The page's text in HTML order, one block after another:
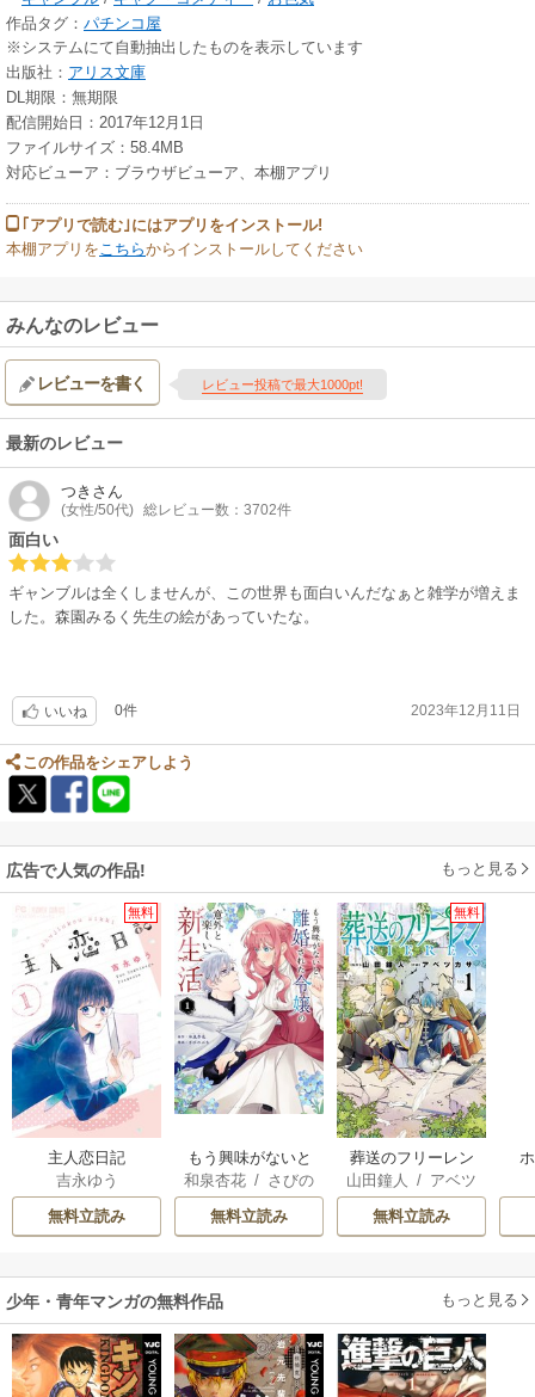
作品タグ： パチンコ屋
※システムにて自動抽出したものを表示しています
出版社： アリス文庫
DL期限：無期限
配信開始日：2017年12月1日
ファイルサイズ：58.4MB
対応ビューア：ブラウザビューア、本棚アプリ
｢アプリで読む｣にはアプリをインストール!
本棚アプリを こちらからインストールしてください
みんなのレビュー
レビューを書く レビュー投稿で最大1000pt!
最新のレビュー
つき さん
(女性/50代) 総レビュー数：3702件
面白い
ギャンブルは全くしませんが、この世界も面白いんだなぁと雑学が増えま
した。森園みるく先生の絵があっていたな。
いいね 0件 2023年12月11日
この作品をシェアしよう
広告で人気の作品! もっと見る
無料
主人恋日記
吉永ゆう
無料立読み
もう興味がないと
離婚された令嬢の
意外と楽しい新生
活
和泉杏花 / さびの
ぶち
無料立読み
無料
葬送のフリーレン
山田鐘人
/ アベツ
カサ
無料立読み
少年・青年マンガの無料作品 もっと見る